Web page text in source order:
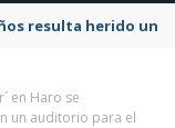
resulta herido
en Haro se
un auditorio para el